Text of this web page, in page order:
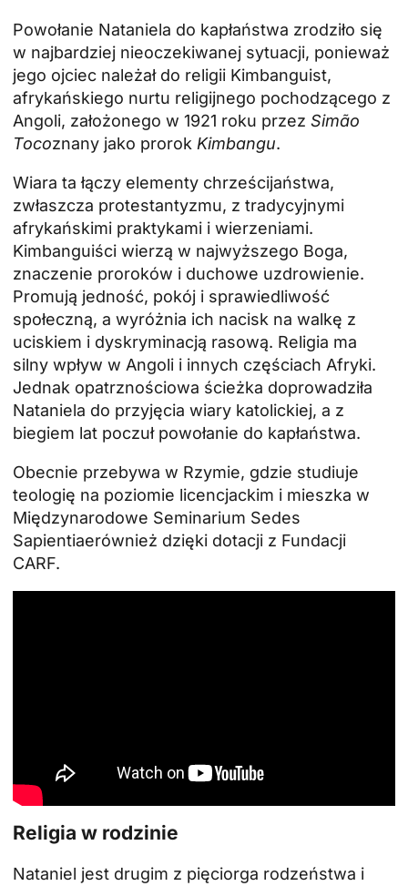
Powołanie Nataniela do kapłaństwa zrodziło się
w najbardziej nieoczekiwanej sytuacji, ponieważ
jego ojciec należał do religii Kimbanguist,
afrykańskiego nurtu religijnego pochodzącego z
Angoli, założonego w 1921 roku przez Simão
Tocoznany jako prorok Kimbangu.
Wiara ta łączy elementy chrześcijaństwa,
zwłaszcza protestantyzmu, z tradycyjnymi
afrykańskimi praktykami i wierzeniami.
Kimbanguiści wierzą w najwyższego Boga,
znaczenie proroków i duchowe uzdrowienie.
Promują jedność, pokój i sprawiedliwość
społeczną, a wyróżnia ich nacisk na walkę z
uciskiem i dyskryminacją rasową. Religia ma
silny wpływ w Angoli i innych częściach Afryki.
Jednak opatrznościowa ścieżka doprowadziła
Nataniela do przyjęcia wiary katolickiej, a z
biegiem lat poczuł powołanie do kapłaństwa.
Obecnie przebywa w Rzymie, gdzie studiuje
teologię na poziomie licencjackim i mieszka w
Międzynarodowe Seminarium Sedes
Sapientiaerównież dzięki dotacji z Fundacji
CARF.
Religia w rodzinie
Nataniel jest drugim z pięciorga rodzeństwa i